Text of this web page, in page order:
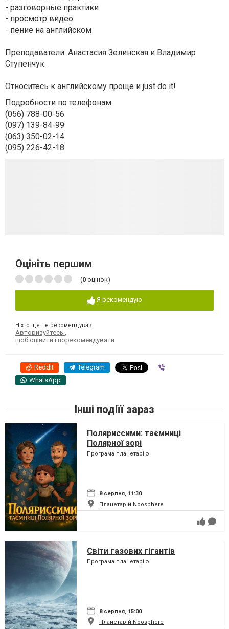
- разговорные практики
- просмотр видео
- пение на английском
Преподаватели: Анастасия Зелинская и Владимир
Ступенчук.
Относитесь к английскому проще и just do it!
Подробности по телефонам:
(056) 788-00-56
(097) 139-84-99
(063) 350-02-14
(095) 226-42-18
Оцініть першим
(0 оцінок)
Я рекомендую
Ніхто ще не рекомендував
Авторизуйтесь
щоб оцінити і порекомендувати
Reddit Telegram
WhatsApp
Інші подіїї зараз
Поляриссими: таємниці
Полярної зорі
Програма планетарію
8 серпня, 11:30
Планетарій Noosphere
Світи газових гігантів
Програма планетарію
8 серпня, 15:00
Планетарій Noosphere